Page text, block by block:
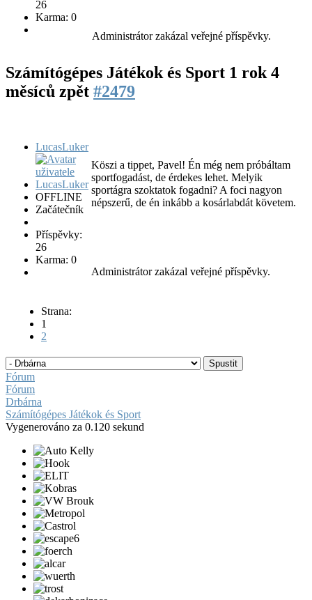
26
Karma: 0
Administrátor zakázal veřejné příspěvky.
Számítógépes Játékok és Sport 1 rok 4
měsíců zpět #2479
LucasLuker
OFFLINE
Začátečník
Příspěvky:
26
Karma: 0
Köszi a tippet, Pavel! Én még nem próbáltam
sportfogadást, de érdekes lehet. Melyik
sportágra szoktatok fogadni? A foci nagyon
népszerű, de én inkább a kosárlabdát követem.
Administrátor zakázal veřejné příspěvky.
Strana:
1
2
Fórum
Fórum
Drbárna
Számítógépes Játékok és Sport
Vygenerováno za 0.120 sekund